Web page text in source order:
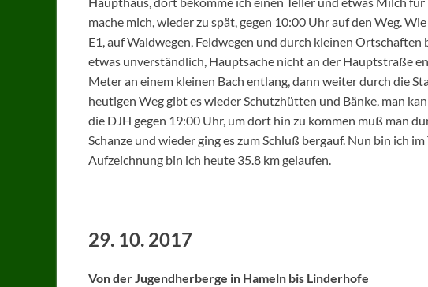
mache mich, wieder zu spät, gegen 10:00 Uhr auf den Weg.
E1, auf Waldwegen, Feldwegen und durch kleinen
etwas unverständlich, Hauptsache nicht an der Hauptstraße
Meter an einem kleinen Bach entlang, dann weiter durch die
heutigen Weg gibt es wieder Schutzhütten und Bänke, man
die DJH gegen 19:00 Uhr, um dort hin zu kommen muß man
Schanze und wieder ging es zum Schluß bergauf. Nun bin ich
Aufzeichnung bin ich heute 35.8 km gelaufen.
29. 10. 2017
Von der Jugendherberge in Hameln bis Linderhofe